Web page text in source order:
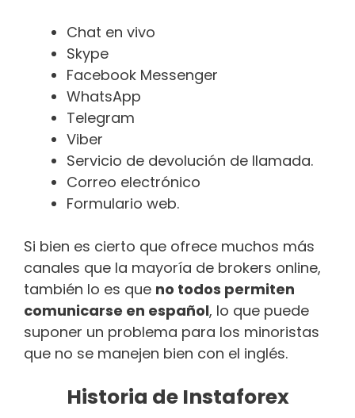
Chat en vivo
Skype
Facebook Messenger
WhatsApp
Telegram
Viber
Servicio de devolución de llamada.
Correo electrónico
Formulario web.
Si bien es cierto que ofrece muchos más
canales que la mayoría de brokers online,
también lo es que no todos permiten
comunicarse en español, lo que puede
suponer un problema para los minoristas
que no se manejen bien con el inglés.
Historia de Instaforex